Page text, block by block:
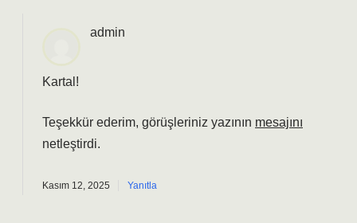
admin
Kartal!
Teşekkür ederim, görüşleriniz yazının mesajını
netleştirdi.
Kasım 12, 2025 Yanıtla